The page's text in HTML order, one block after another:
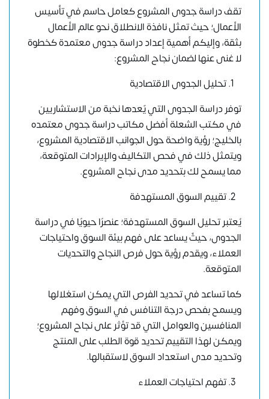
تقفدراسة جدوى المشروعكعامل حاسم في تأسيس
الأعمال؛ حيث تمثل نافذة الانطلاق نحو عالم الأعمال
بثقة، وإليكم أهمية إعداد دراسة جدوى معتمدة كخطوة
لا غنى عنها لضماننجاح المشروع:
تحليل الجدوى الاقتصادية
توفر دراسة الجدوى التي يٌعدها نخبة من الاستشاريين
في مكتب الشعلة أفضل مكاتب دراسة جدوى معتمده
بالخليج؛ رؤية واضحة حول الجوانب الاقتصادية المشروع،
ويتمثل ذلك في فحص التكاليف والإيرادات المتوقعة،
مما يسمح لك بتحديد مدى نجاح المشروع.
تقييم السوق المستهدفة
يُعتبر تحليل السوق المستهدفة؛ عنصرًا حيويًا في دراسة
الجدوى، حيثٌ يساعد على فهم بيئة السوق واحتياجات
العملاء، ويقدم رؤية حول فرص النجاح والتحديات
المتوقعة.
كما تساعد في تحديد الفرص التي يمكن استغلالها
ويسمح بفحص درجة التنافس في السوق وفهم
المنافسين والعوامل التي قد تؤثر على نجاح المشروع؛
ويمكن لهذا التقييم تحديد قوة الطلب على المنتج
وتحديد مدى استعداد السوق لاستقبالها.
تفهم احتياجات العملاء